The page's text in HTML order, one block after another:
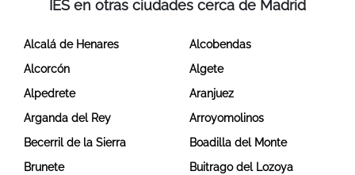
IES en otras ciudades cerca de Madrid
Alcalá de Henares
Alcobendas
Alcorcón
Algete
Alpedrete
Aranjuez
Arganda del Rey
Arroyomolinos
Becerril de la Sierra
Boadilla del Monte
Brunete
Buitrago del Lozoya